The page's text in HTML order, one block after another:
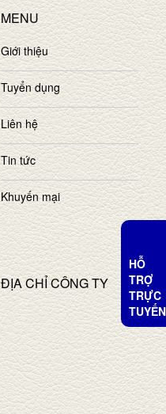
MENU
Giới thiệu
Tuyển dụng
Liên hệ
Tin tức
Khuyến mại
ĐỊA CHỈ CÔNG TY
HỖ
TRỢ
TRỰC
TUYẾN